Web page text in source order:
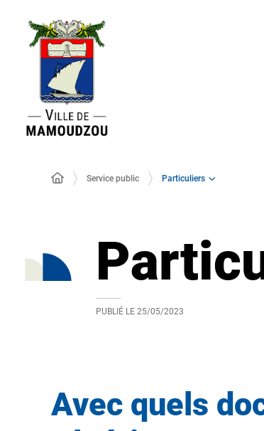
Service public Particuliers
PUBLIÉ LE 25/05/2023
Avec quels